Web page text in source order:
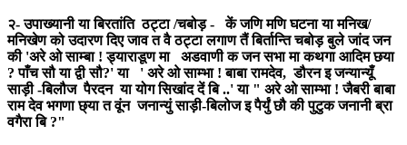
२- उपाख्यानी या बिरतांति ठट्टा /चबोड़ - कें जणि मणि घटना या मनिख/
मनिखेण को उदारण दिए जाव त वै ठट्टा लगाण तैं बिर्तान्ति चबोड़ बुले जांद जन
की 'अरे ओ साम्बा ! ड्याराडूण मा अडवाणी क जन सभा मा कथगा आदिम छया
? पाँच सौ या द्वी सौ?' या ' अरे ओ साम्भा ! बाबा रामदेव, डौरन इ जन्यान्यूँ
साड़ी -बिलौज पैरदन या योग सिखांद दें बि ..' या " अरे ओ साम्भा ! जैबरी बाबा
राम देव भगणा छ्या त वूंन जनान्युं साड़ी-बिलोज इ पैर्युं छौ की पुटुक जनानी ब्रा
वगैरा बि ?"